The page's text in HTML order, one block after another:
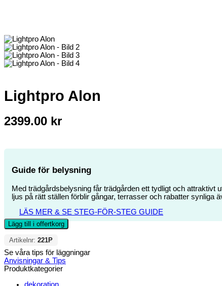
Lightpro Alon
2399.00 kr
Guide för belysning
Med trädgårdsbelysning får trädgården ett tydligt och
ljus på rätt ställen förblir gångar, terrasser och rabatter synliga
LÄS MER & SE STEG-FÖR-STEG GUIDE
Lägg till i offertkorg
Artikelnr: 221P
Se våra tips för läggningar
Anvisningar & Tips
Produktkategorier